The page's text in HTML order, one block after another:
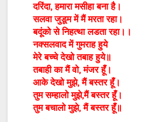
दरिंदा, हमारा मसीहा बना है।
सलवा जुडूम में मैं मरता रहा।
बदूंको से निहत्था लडता रहा।।
नक्सलवाद में गुमराह हुये
मेरे बच्चे देखो तबाह हुये॥
तबाही का मैं वो, मंजर हूँ।
आके देखो मुझे, मैं बस्तर हूँ।
तुम सम्हालो मुझे,मैं बस्तर हूँ।
तुम बचालो मुझे, मैं बस्तर हूँ॥